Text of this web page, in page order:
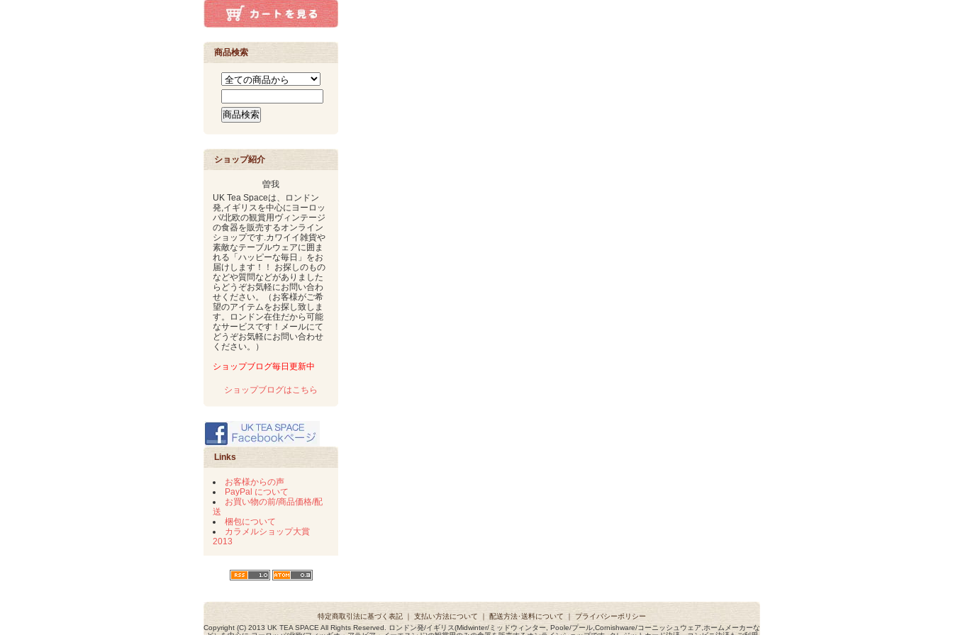
商品検索
ショップ紹介
曽我
UK Tea Spaceは、ロンドン
発,イギリスを中心にヨーロッ
パ/北欧の観賞用ヴィンテージ
の食器を販売するオンライン
ショップです.カワイイ雑貨や
素敵なテーブルウェアに囲ま
れる「ハッピーな毎日」をお
届けします！！ お探しのもの
などや質問などがありました
らどうぞお気軽にお問い合わ
せください。（お客様がご希
望のアイテムをお探し致しま
す。ロンドン在住だから可能
なサービスです！メールにて
どうぞお気軽にお問い合わせ
ください。）
ショップブログ毎日更新中
ショップブログはこちら
Links
お客様からの声
PayPal について
お買い物の前/商品価格/配
送
梱包について
カラメルショップ大賞
2013
特定商取引法に基づく表記 ｜ 支払い方法について ｜ 配送方法･送料について ｜ プライバシーポリシー
Copyright (C) 2013 UK TEA SPACE All Rights Reserved. ロンドン発/イギリス(Midwinter/ミッドウィンター, Poole/プール,Cornishware/コーニッシュウェア,ホームメーカーな